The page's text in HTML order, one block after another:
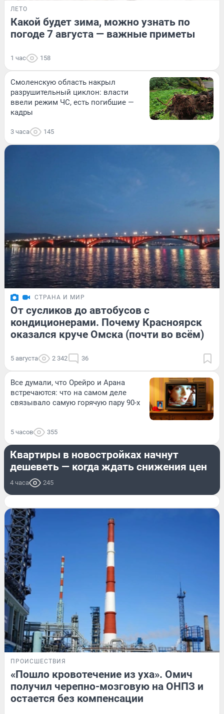
ЛЕТО
Какой будет зима, можно узнать по
погоде 7 августа — важные приметы
1 час 158
Смоленскую область накрыл
разрушительный циклон: власти
ввели режим ЧС, есть погибшие —
кадры
3 часа 145
СТРАНА И МИР
От сусликов до автобусов с
кондиционерами. Почему Красноярск
оказался круче Омска (почти во всём)
5 августа 2 342 36
Все думали, что Орейро и Арана
встречаются: что на самом деле
связывало самую горячую пару 90-х
5 часов 355
НЕДВИЖИМОСТЬ
Квартиры в новостройках начнут
дешеветь — когда ждать снижения цен
4 часа 245
ПРОИСШЕСТВИЯ
«Пошло кровотечение из уха». Омич
получил черепно-мозговую на ОНПЗ и
остается без компенсации